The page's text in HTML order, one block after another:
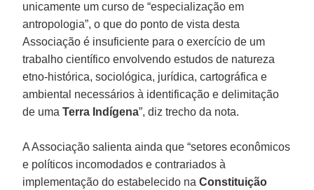
unicamente um curso de “especialização em
antropologia”, o que do ponto de vista desta
Associação é insuficiente para o exercício de um
trabalho científico envolvendo estudos de natureza
etno-histórica, sociológica, jurídica, cartográfica e
ambiental necessários à identificação e delimitação
de umaTerra Indígena”, diz trecho da nota.
A Associação salienta ainda que “setores econômicos
e políticos incomodados e contrariados à
implementação do estabelecido naConstituição